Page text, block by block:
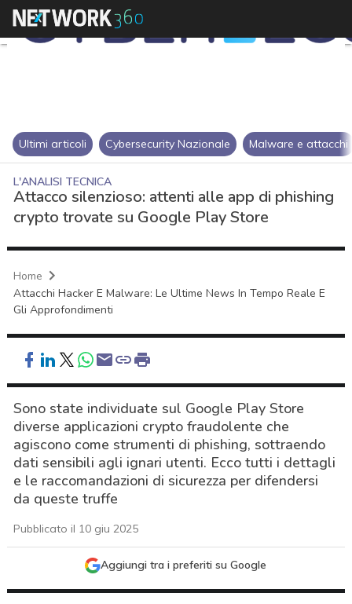
Ultimi articoli Cybersecurity Nazionale Malware e attacchi
L'ANALISI TECNICA
Attacco silenzioso: attenti alle app di phishing
crypto trovate su Google Play Store
Home
Attacchi Hacker E Malware: Le Ultime News In Tempo Reale E
Gli Approfondimenti
Sono state individuate sul Google Play Store
diverse applicazioni crypto fraudolente che
agiscono come strumenti di phishing, sottraendo
dati sensibili agli ignari utenti. Ecco tutti i dettagli
e le raccomandazioni di sicurezza per difendersi
da queste truffe
Pubblicato il 10 giu 2025
Aggiungi tra i preferiti su Google